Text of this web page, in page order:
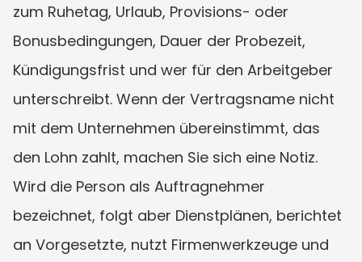
zum Ruhetag, Urlaub, Provisions- oder
Bonusbedingungen, Dauer der Probezeit,
Kündigungsfrist und wer für den Arbeitgeber
unterschreibt. Wenn der Vertragsname nicht
mit dem Unternehmen übereinstimmt, das
den Lohn zahlt, machen Sie sich eine Notiz.
Wird die Person als Auftragnehmer
bezeichnet, folgt aber Dienstplänen, berichtet
an Vorgesetzte, nutzt Firmenwerkzeuge und